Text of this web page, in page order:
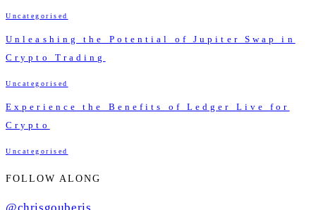
Uncategorised
Unleashing the Potential of Jupiter Swap in
Crypto Trading
Uncategorised
Experience the Benefits of Ledger Live for
Crypto
Uncategorised
FOLLOW ALONG